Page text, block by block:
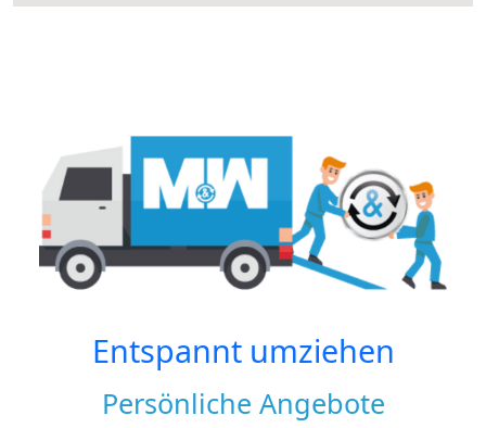
Entspannt umziehen
Persönliche Angebote